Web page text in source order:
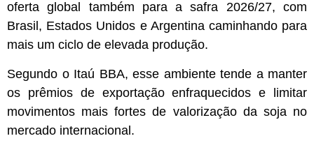
oferta global também para a safra 2026/27, com
Brasil, Estados Unidos e Argentina caminhando para
mais um ciclo de elevada produção.
Segundo o Itaú BBA, esse ambiente tende a manter
os prêmios de exportação enfraquecidos e limitar
movimentos mais fortes de valorização da soja no
mercado internacional.